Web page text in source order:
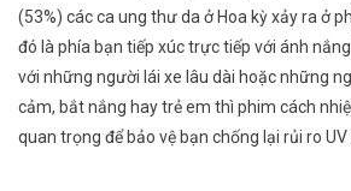
(53%) các ca ung thư da ở Hoa kỳ xảy ra ở
đó là phía bạn tiếp xúc trực tiếp với ánh
với những người lái xe lâu dài hoặc những
cảm, bắt nắng hay trẻ em thì phim cách
quan trọng để bảo vệ bạn chống lại rủi ro